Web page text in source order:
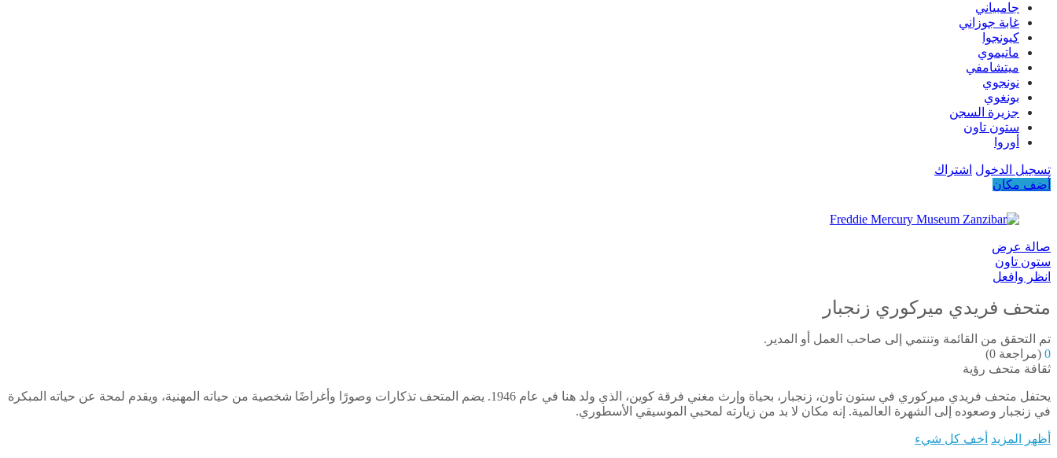
جامبياني
غابة جوزاني
كيونجوا
ماتيموي
ميتشامفي
نونجوي
بونغوي
جزيرة السجن
ستون تاون
أوروا
تسجيل الدخول اشتراك
أضف مكان
صالة عرض
ستون تاون
انظر وافعل
متحف فريدي ميركوري زنجبار
تم التحقق من القائمة وتنتمي إلى صاحب العمل أو المدير.
0 (مراجعة 0)
ثقافة متحف رؤية
يحتفل متحف فريدي ميركوري في ستون تاون، زنجبار، بحياة وإرث مغني فرقة كوين، الذي ولد هنا في عام 1946. يضم المتحف تذكارات وصورًا وأغراضًا شخصية من حياته المهنية، ويقدم لمحة عن حياته المبكرة
في زنجبار وصعوده إلى الشهرة العالمية. إنه مكان لا بد من زيارته لمحبي الموسيقي الأسطوري.
أظهر المزيد أخف كل شيء